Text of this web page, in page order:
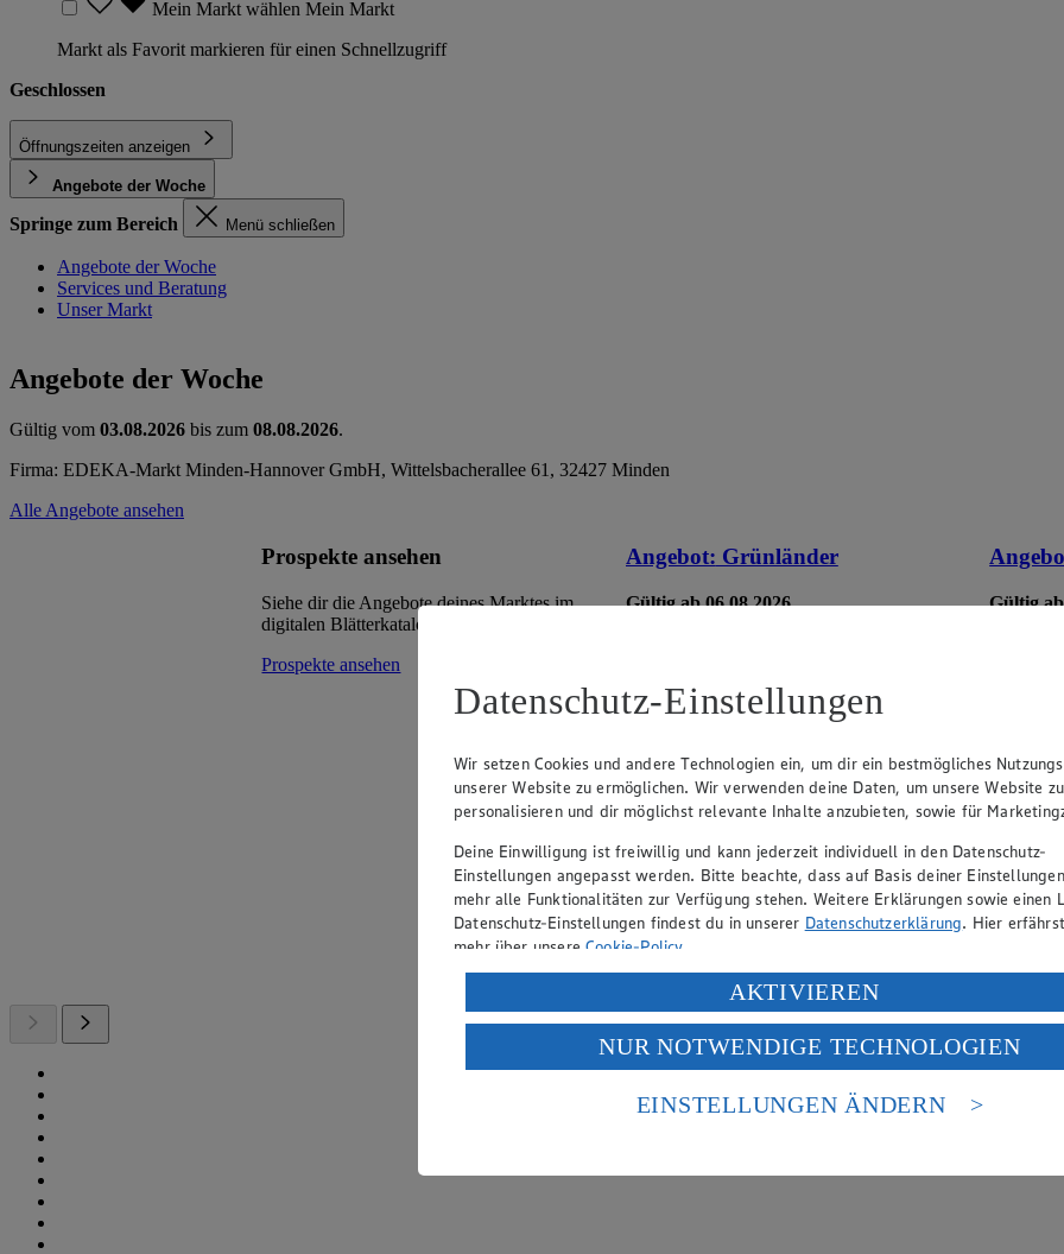
Mein Markt wählen Mein Markt
Markt als Favorit markieren für einen Schnellzugriff
Geschlossen
Öffnungszeiten anzeigen
Angebote der Woche
Springe zum Bereich Menü schließen
Angebote der Woche
Services und Beratung
Unser Markt
Angebote der Woche
Gültig vom 03.08.2026 bis zum 08.08.2026.
Firma: EDEKA-Markt Minden-Hannover GmbH, Wittelsbacherallee 61, 32427 Minden
Alle Angebote ansehen
Prospekte ansehen
Siehe dir die Angebote deines Marktes im
digitalen Blätterkatalog an.
Prospekte ansehen
Angebot: Grünländer
Gültig ab 06.08.2026
dt. Schnittkäse, in Würfeln oder Scheiben,
versch. Sorten und Fettstufen, 120/140g
Gültig
versch.
Datenschutz-Einstellungen
Wir setzen Cookies und andere Technologien ein, um dir ein bestmögliches
unserer Website zu ermöglichen. Wir verwenden deine Daten, um unsere Website zu
personalisieren und dir möglichst relevante Inhalte anzubieten, sowie für
Deine Einwilligung ist freiwillig und kann jederzeit individuell in den Datenschutz-
Einstellungen angepasst werden. Bitte beachte, dass auf Basis deiner
mehr alle Funktionalitäten zur Verfügung stehen. Weitere Erklärungen sowie einen
Datenschutz-Einstellungen findest du in unserer Datenschutzerklärung. Hier
mehr über unsereCookie-Policy.
Verarbeitung deiner personenbezogenen Daten in den USA durch Facebook und
Wenn du auf „Aktivieren“ klickst, willigst du im Sinne des Art. 49 Abs. 1 Satz 1 lit.
ein, dass deine Daten in den USA verarbeitet werden. Der EuGH sieht die USA als
einem nach europäischen Standards nicht angemessenen Datenschutzniveau an. Es
Risiko eines Zugriffs durch US-amerikanische Behörden.
AKTIVIEREN
NUR NOTWENDIGE TECHNOLOGIEN
EINSTELLUNGEN ÄNDERN